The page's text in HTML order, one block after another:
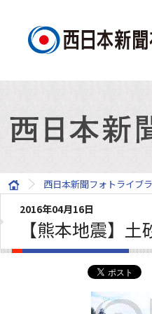
西日本新聞フォトライブ
2016年04月16日
【熊本地震】